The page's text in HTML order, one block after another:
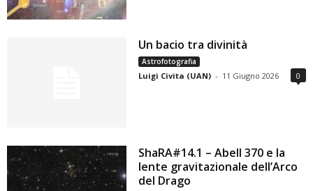
Un bacio tra divinità
Astrofotografia
Luigi Civita (UAN) - 11 Giugno 2026 0
ShaRA#14.1 – Abell 370 e la
lente gravitazionale dell’Arco
del Drago